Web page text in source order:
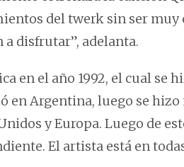
del twerk sin ser
a disfrutar”, adelanta.
en el año 1992, el cual se
en Argentina, luego se
y Europa. Luego de
El artista está en